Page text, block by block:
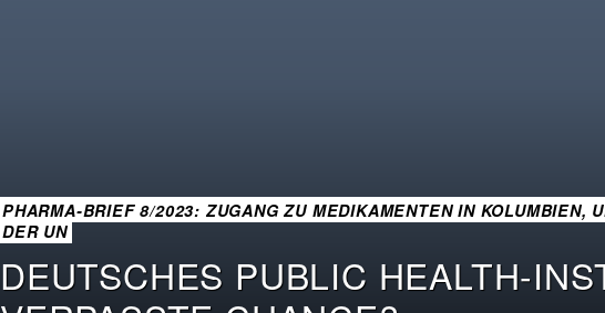
PHARMA-BRIEF 8/2023: ZUGANG ZU MEDIKAMENTEN IN KOLUMBIEN,
DER UN
DEUTSCHES PUBLIC HEALTH-